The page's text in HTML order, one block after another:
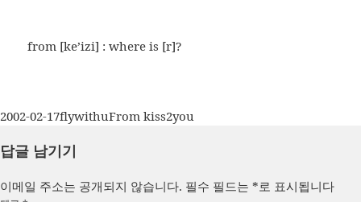
from [ke’izi] : where is [r]?
작
일
2002-02-17글
이
flywithu카
From kiss2you
답글 남기기
이메일 주소는 공개되지 않습니다. 필수 필드는 *로 표시됩니다